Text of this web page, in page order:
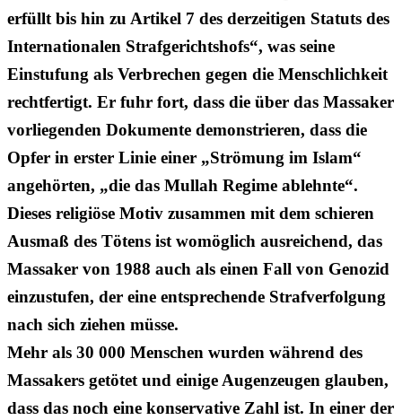
erfüllt bis hin zu Artikel 7 des derzeitigen Statuts des
Internationalen Strafgerichtshofs“, was seine
Einstufung als Verbrechen gegen die Menschlichkeit
rechtfertigt. Er fuhr fort, dass die über das Massaker
vorliegenden Dokumente demonstrieren, dass die
Opfer in erster Linie einer „Strömung im Islam“
angehörten, „die das Mullah Regime ablehnte“.
Dieses religiöse Motiv zusammen mit dem schieren
Ausmaß des Tötens ist womöglich ausreichend, das
Massaker von 1988 auch als einen Fall von Genozid
einzustufen, der eine entsprechende Strafverfolgung
nach sich ziehen müsse.
Mehr als 30 000 Menschen wurden während des
Massakers getötet und einige Augenzeugen glauben,
dass das noch eine konservative Zahl ist. In einer der